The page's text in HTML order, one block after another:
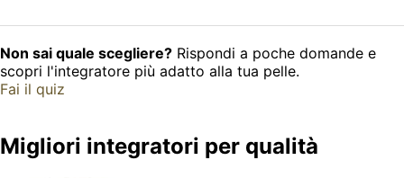
Non sai quale scegliere? Rispondi a poche domande e
scopri l'integratore più adatto alla tua pelle.
Fai il quiz
Migliori integratori per qualità